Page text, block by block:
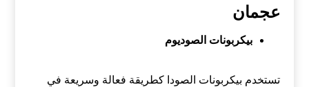
عجمان
بيكربونات الصوديوم
تستخدم بيكربونات الصودا كطريقة فعالة وسريعة في